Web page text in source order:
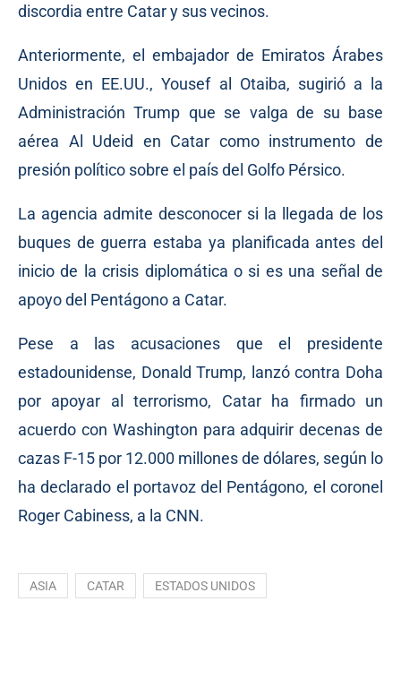
discordia entre Catar y sus vecinos.
Anteriormente, el embajador de Emiratos Árabes
Unidos en EE.UU., Yousef al Otaiba, sugirió a la
Administración Trump que se valga de su base
aérea Al Udeid en Catar como instrumento de
presión político sobre el país del Golfo Pérsico.
La agencia admite desconocer si la llegada de los
buques de guerra estaba ya planificada antes del
inicio de la crisis diplomática o si es una señal de
apoyo del Pentágono a Catar.
Pese a las acusaciones que el presidente
estadounidense, Donald Trump, lanzó contra Doha
por apoyar al terrorismo, Catar ha firmado un
acuerdo con Washington para adquirir decenas de
cazas F-15 por 12.000 millones de dólares, según lo
ha declarado el portavoz del Pentágono, el coronel
Roger Cabiness, a la CNN.
ASIA CATAR ESTADOS UNIDOS